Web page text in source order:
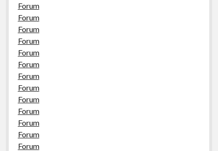
Forum
Forum
Forum
Forum
Forum
Forum
Forum
Forum
Forum
Forum
Forum
Forum
Forum